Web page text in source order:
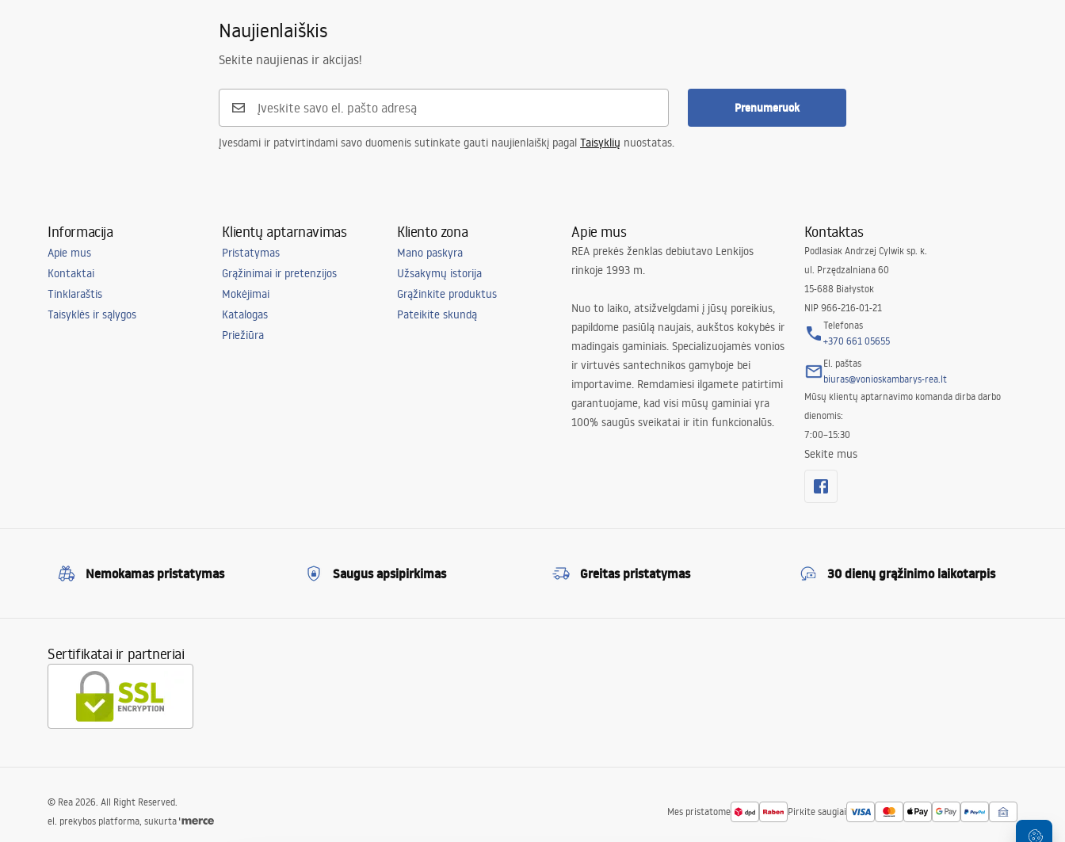
Naujienlaiškis
Sekite naujienas ir akcijas!
Prenumeruok
Įvesdami ir patvirtindami savo duomenis sutinkate gauti naujienlaiškį pagal Taisyklių nuostatas.
Informacija
Apie mus
Kontaktai
Tinklaraštis
Taisyklės ir sąlygos
Klientų aptarnavimas
Pristatymas
Grąžinimai ir pretenzijos
Mokėjimai
Katalogas
Priežiūra
Kliento zona
Mano paskyra
Užsakymų istorija
Grąžinkite produktus
Pateikite skundą
Apie mus
REA prekės ženklas debiutavo Lenkijos
rinkoje 1993 m.
Nuo to laiko, atsižvelgdami į jūsų poreikius,
papildome pasiūlą naujais, aukštos kokybės ir
madingais gaminiais. Specializuojamės vonios
ir virtuvės santechnikos gamyboje bei
importavime. Remdamiesi ilgamete patirtimi
garantuojame, kad visi mūsų gaminiai yra
100% saugūs sveikatai ir itin funkcionalūs.
Kontaktas
Podlasiak Andrzej Cylwik sp. k.
ul. Przędzalniana 60
15-688 Białystok
NIP 966-216-01-21
Telefonas
+370 661 05655
El. paštas
biuras@vonioskambarys-rea.lt
Mūsų klientų aptarnavimo komanda dirba darbo
dienomis:
7:00–15:30
Sekite mus
Nemokamas pristatymas Saugus apsipirkimas Greitas pristatymas 30 dienų grąžinimo laikotarpis
Sertifikatai ir partneriai
Mes pristatome Pirkite saugiai
© Rea 2026. All Right Reserved.
el. prekybos platforma, sukurta